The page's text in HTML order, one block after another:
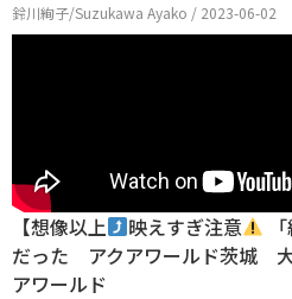
鈴川絢子/Suzukawa Ayako / 2023-06-02
【想像以上 映えすぎ注意
だった アクアワールド茨城
アワールド